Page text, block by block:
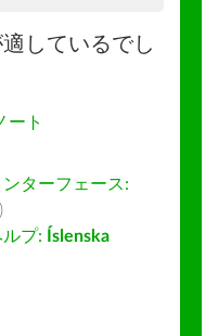
しているでし
ート
ターフェース:
)
プ:
Íslenska